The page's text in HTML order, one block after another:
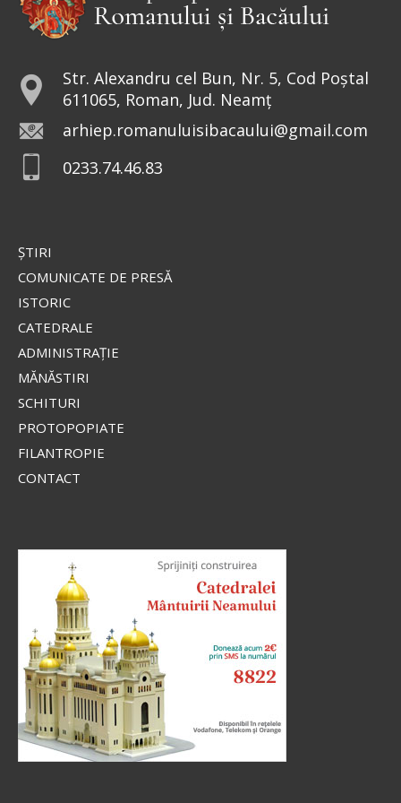
Preia articolele Doxologia în site-ul tău!
Str. Alexandru cel Bun, Nr. 5, Cod Poștal
611065, Roman, Jud. Neamț
arhiep.romanuluisibacaului@gmail.com
0233.74.46.83
ŞTIRI
COMUNICATE DE PRESĂ
ISTORIC
CATEDRALE
ADMINISTRAŢIE
MĂNĂSTIRI
SCHITURI
PROTOPOPIATE
FILANTROPIE
CONTACT